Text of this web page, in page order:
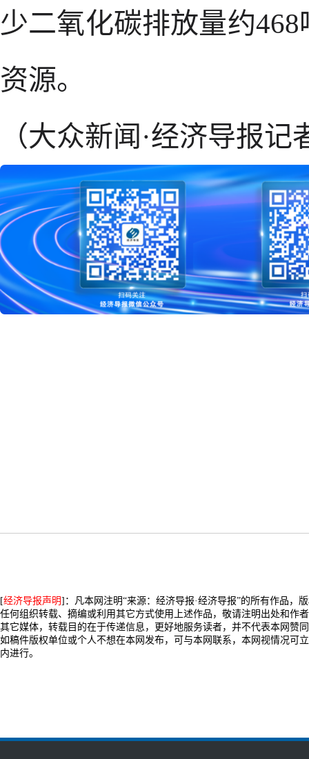
少二氧化碳排放量约
资源。
（大众新闻·经济导报记
[经济导报声明]：凡本网注明“来源：经济导报·经济导报”的所有作品，
任何组织转载、摘编或利用其它方式使用上述作品，敬请注明出处和作
其它媒体，转载目的在于传递信息，更好地服务读者，并不代表本网赞
如稿件版权单位或个人不想在本网发布，可与本网联系，本网视情况可
内进行。